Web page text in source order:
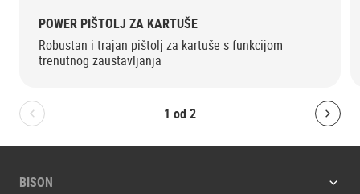
1 od 2
Bolton.General.PreviousSlide
POWER PIŠTOLJ ZA KARTUŠE
Robustan i trajan pištolj za kartuše s funkcijom
trenutnog zaustavljanja
BISON